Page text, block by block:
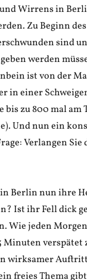
Wirrens in
Zu Beginn
sind
werden
ist von der
in einer
zu 800 mal am
Und nun ein
Verlangen
Berlin nun ihre
Ist ihr Fell dick
Wie jeden
Minuten
wirksamer
freies Thema